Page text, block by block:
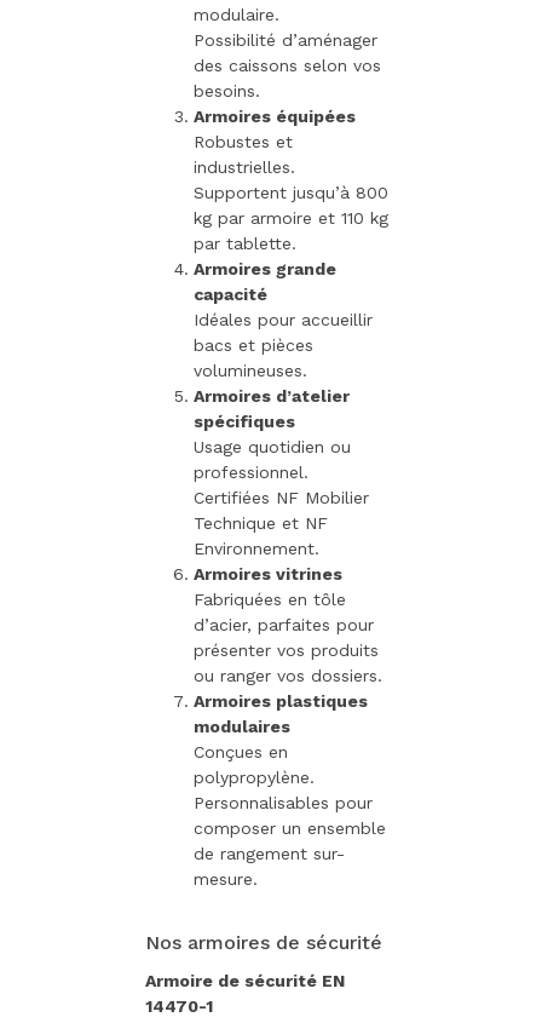
modulaire.
Possibilité d’aménager
des caissons selon vos
besoins.
Armoires équipées
Robustes et
industrielles.
Supportent jusqu’à 800
kg par armoire et 110 kg
par tablette.
Armoires grande
capacité
Idéales pour accueillir
bacs et pièces
volumineuses.
Armoires d’atelier
spécifiques
Usage quotidien ou
professionnel.
Certifiées NF Mobilier
Technique et NF
Environnement.
Armoires vitrines
Fabriquées en tôle
d’acier, parfaites pour
présenter vos produits
ou ranger vos dossiers.
Armoires plastiques
modulaires
Conçues en
polypropylène.
Personnalisables pour
composer un ensemble
de rangement sur-
mesure.
Nos armoires de sécurité
Armoire de sécurité EN
14470-1